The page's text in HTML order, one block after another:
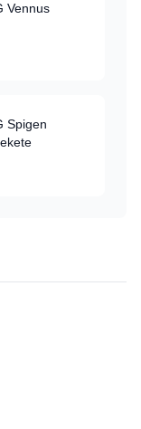
Vennus
Spigen